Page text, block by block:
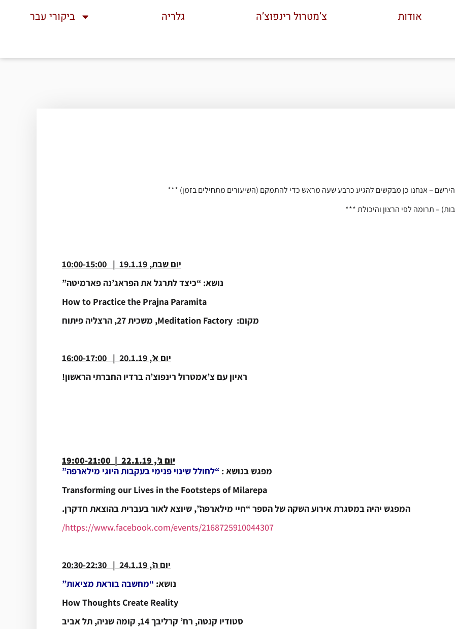
ביקורי עבר גלריה צ’מטרול רינפוצ’ה אודות
יום שבת, 19.1.19 | 10:00-15:00
נושא: “כיצד לתרגל את הפראג’נה פארמיטה”
How to Practice the Prajna Paramita
מקום: Meditation Factory, משכית 27, הרצליה פיתוח
יום א’, 20.1.19 | 16:00-17:00
ראיון עם צ’אמטרול רינפוצ’ה ברדיו החברתי הראשון!
יום ג’, 22.1.19 | 19:00-21:00
מפגש בנושא : “לחולל שינוי פנימי בעקבות היוגי מילארפה”
Transforming our Lives in the Footsteps of Milarepa
המפגש יהיה במסגרת אירוע השקה של הספר “חיי מילארפה”, שיוצא לאור בעברית בהוצאת חדקרן.
https://www.facebook.com/events/2168725910044307/
יום ה’, 24.1.19 | 20:30-22:30
נושא: “מחשבה בוראת מציאות”
How Thoughts Create Reality
סטודיו קנטה, רח’ קרליבך 14, קומה שניה, תל אביב